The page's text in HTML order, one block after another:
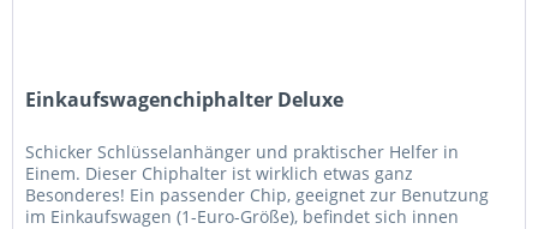
Einkaufswagenchiphalter Deluxe
Schicker Schlüsselanhänger und praktischer Helfer in
Einem. Dieser Chiphalter ist wirklich etwas ganz
Besonderes! Ein passender Chip, geeignet zur Benutzung
im Einkaufswagen (1-Euro-Größe), befindet sich innen